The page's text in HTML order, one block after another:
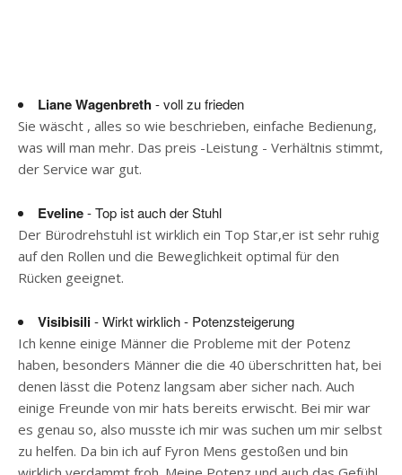
Liane Wagenbreth- voll zu frieden
Sie wäscht , alles so wie beschrieben, einfache Bedienung,
was will man mehr. Das preis -Leistung - Verhältnis stimmt,
der Service war gut.
Eveline- Top ist auch der Stuhl
Der Bürodrehstuhl ist wirklich ein Top Star,er ist sehr ruhig
auf den Rollen und die Beweglichkeit optimal für den
Rücken geeignet.
Visibisili- Wirkt wirklich - Potenzsteigerung
Ich kenne einige Männer die Probleme mit der Potenz
haben, besonders Männer die die 40 überschritten hat, bei
denen lässt die Potenz langsam aber sicher nach. Auch
einige Freunde von mir hats bereits erwischt. Bei mir war
es genau so, also musste ich mir was suchen um mir selbst
zu helfen. Da bin ich auf Fyron Mens gestoßen und bin